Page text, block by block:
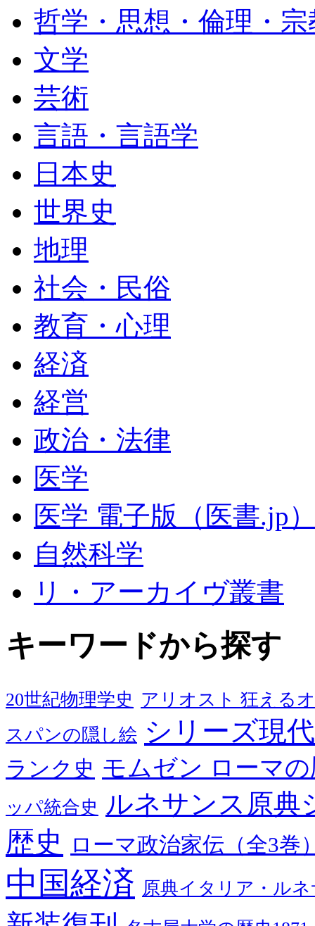
哲学・思想・倫理・宗
文学
芸術
言語・言語学
日本史
世界史
地理
社会・民俗
教育・心理
経済
経営
政治・法律
医学
医学 電子版（医書.jp
自然科学
リ・アーカイヴ叢書
キーワードから探す
20世紀物理学史 アリオスト 狂える
スパンの隠し絵 シリーズ現
ランク史 モムゼン ローマ
ッパ統合史 ルネサンス原典
歴史 ローマ政治家伝（全3巻
中国経済 原典イタリア・ル